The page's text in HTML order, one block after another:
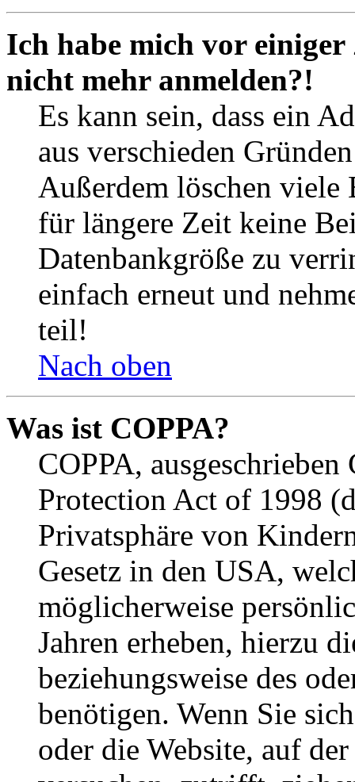
Ich habe mich vor
nicht mehr anmelden?!
Es kann sein, dass ein
aus verschieden
Außerdem löschen viele
für längere Zeit keine
Datenbankgröße zu
einfach erneut und
teil!
Nach oben
Was ist COPPA?
COPPA,
Protection Act of 1998
Privatsphäre von
Gesetz in den USA,
möglicherweise
Jahren erheben, hierzu
beziehungsweise des
benötigen. Wenn Sie
oder die Website, auf